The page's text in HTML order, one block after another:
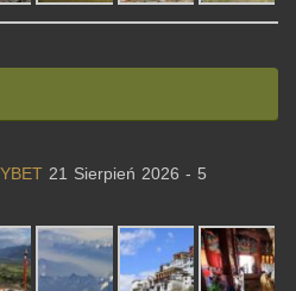
21 Sierpień 2026 - 5